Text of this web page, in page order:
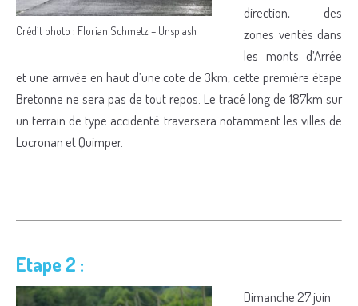
Crédit photo : Florian Schmetz – Unsplash
direction, des
zones ventés dans
les monts d’Arrée
et une arrivée en haut d’une cote de 3km, cette première étape
Bretonne ne sera pas de tout repos. Le tracé long de 187km sur
un terrain de type accidenté traversera notamment les villes de
Locronan et Quimper.
Etape 2 :
Dimanche 27 juin